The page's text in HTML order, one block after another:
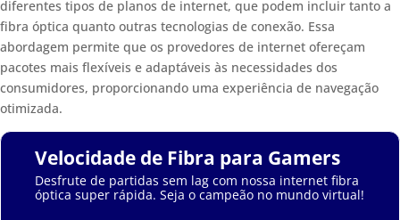
diferentes tipos de planos de internet, que podem incluir tanto a
fibra óptica quanto outras tecnologias de conexão. Essa
abordagem permite que os provedores de internet ofereçam
pacotes mais flexíveis e adaptáveis às necessidades dos
consumidores, proporcionando uma experiência de navegação
otimizada.
Velocidade de Fibra para Gamers
Desfrute de partidas sem lag com nossa internet fibra
óptica super rápida. Seja o campeão no mundo virtual!